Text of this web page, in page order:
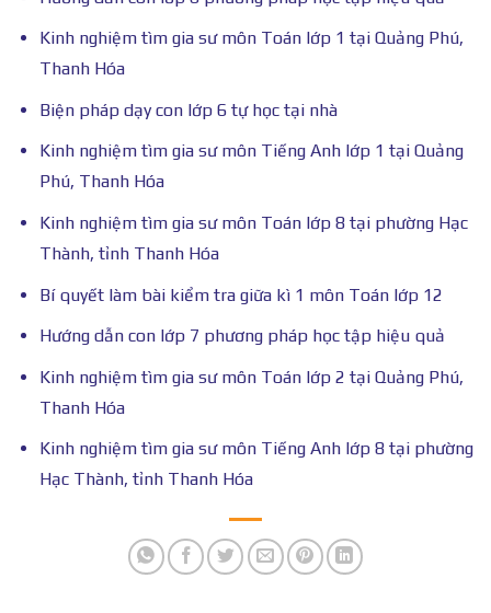
Kinh nghiệm tìm gia sư môn Toán lớp 1 tại Quảng Phú,
Thanh Hóa
Biện pháp dạy con lớp 6 tự học tại nhà
Kinh nghiệm tìm gia sư môn Tiếng Anh lớp 1 tại Quảng
Phú, Thanh Hóa
Kinh nghiệm tìm gia sư môn Toán lớp 8 tại phường Hạc
Thành, tỉnh Thanh Hóa
Bí quyết làm bài kiểm tra giữa kì 1 môn Toán lớp 12
Hướng dẫn con lớp 7 phương pháp học tập hiệu quả
Kinh nghiệm tìm gia sư môn Toán lớp 2 tại Quảng Phú,
Thanh Hóa
Kinh nghiệm tìm gia sư môn Tiếng Anh lớp 8 tại phường
Hạc Thành, tỉnh Thanh Hóa